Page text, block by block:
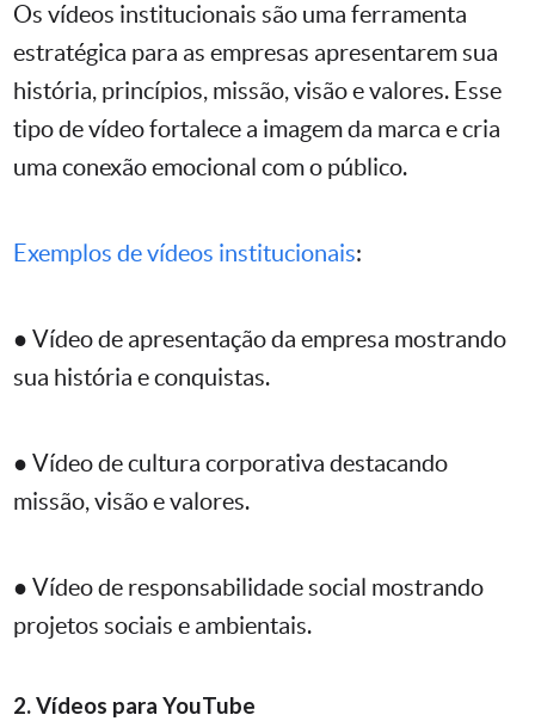
Os vídeos institucionais são uma ferramenta
estratégica para as empresas apresentarem sua
história, princípios, missão, visão e valores. Esse
tipo de vídeo fortalece a imagem da marca e cria
uma conexão emocional com o público.
Exemplos de vídeos institucionais:
● Vídeo de apresentação da empresa mostrando
sua história e conquistas.
● Vídeo de cultura corporativa destacando
missão, visão e valores.
● Vídeo de responsabilidade social mostrando
projetos sociais e ambientais.
2. Vídeos para YouTube